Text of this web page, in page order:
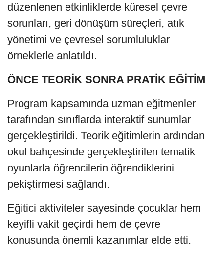
düzenlenen etkinliklerde küresel çevre
sorunları, geri dönüşüm süreçleri, atık
yönetimi ve çevresel sorumluluklar
örneklerle anlatıldı.
ÖNCE TEORİK SONRA PRATİK EĞİTİM
Program kapsamında uzman eğitmenler
tarafından sınıflarda interaktif sunumlar
gerçekleştirildi. Teorik eğitimlerin ardından
okul bahçesinde gerçekleştirilen tematik
oyunlarla öğrencilerin öğrendiklerini
pekiştirmesi sağlandı.
Eğitici aktiviteler sayesinde çocuklar hem
keyifli vakit geçirdi hem de çevre
konusunda önemli kazanımlar elde etti.